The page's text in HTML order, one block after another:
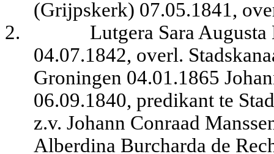
(Grijpskerk) 07.05.1841,
2.
Lutgera Sara
04.07.1842, overl.
Groningen 04.01.1865
06.09.1840, predikant te
z.v. Johann Conraad
Alberdina Burcharda de